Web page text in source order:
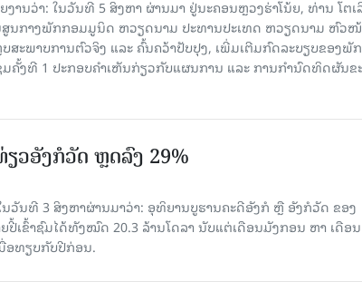
ານວ່າ: ໃນ​ວັນ​ທີ 5 ສິງ​ຫາ ຜ່ານມາ ຢູ່ນະຄອນຫຼວງຮ່າ​ໂນ້ຍ, ທ່ານ ໂຕ​ເ
ສູນ​ກາງ​ພັກ​ກອມ​ມູ​ນິດ ຫວຽດ​ນາມ ປະ​ທານ​ປະ​ເທດ ຫວຽດ​ນາມ ຫົວ​ໜ້
ສະ​ພ​າບ​ການ​ຕົວ​ຈິງ ແລະ ຄົ້ນ​ຄວ້າ​ປັບ​ປຸງ, ເພີ່ມ​ເຕີມ​ກົດ​ລະ​ບຽບ​ຂອງ​ພັ
ມ​ຄັ້ງ​ທີ 1 ປະ​ກອບ​ຄຳ​ເຫັນ​ກ່ຽວ​ກັບ​ແຜນ​ການ ແລະ ການ​ກຳ​ນົດ​ທິດ​ຜັນ​ຂ
ວອັງກໍວັດ ຫຼດລົງ 29%
ນວັນທີ 3 ສິງຫາຜ່ານມາວ່າ: ອຸທິຍານບູຮານຄະດີອັງກໍ ຫຼື ອັງກໍວັດ ຂອງ
ຍປີ້ເຂົ້າຊົມໄດ້ທັງໝົດ 20.3 ລ້ານໂດລາ ນັບແຕ່ເດືອນມັງກອນ ຫາ ເດືອນ
ອທຽບກັບປີກ່ອນ.